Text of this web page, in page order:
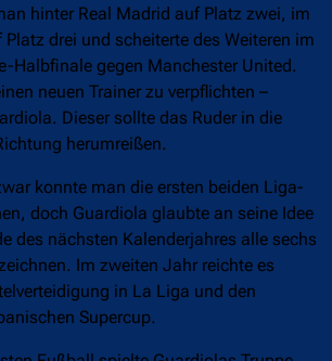
hinter Real Madrid auf Platz zwei, im
drei und scheiterte des Weiteren im
Halbfinale gegen Manchester United.
neuen Trainer zu verpflichten –
Dieser sollte das Ruder in die
herumreißen.
konnte man die ersten beiden Liga-
doch Guardiola glaubte an seine Idee
des nächsten Kalenderjahres alle sechs
Im zweiten Jahr reichte es
in La Liga und den
Supercup.